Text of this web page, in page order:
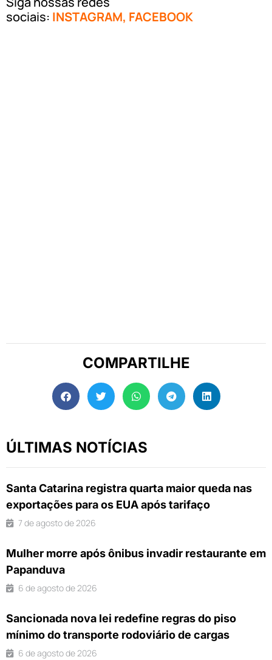
sociais: INSTAGRAM, FACEBOOK
COMPARTILHE
ÚLTIMAS NOTÍCIAS
Santa Catarina registra quarta maior queda nas
exportações para os EUA após tarifaço
7 de agosto de 2026
Mulher morre após ônibus invadir restaurante em
Papanduva
6 de agosto de 2026
Sancionada nova lei redefine regras do piso
mínimo do transporte rodoviário de cargas
6 de agosto de 2026